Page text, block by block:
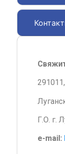
Г.О. г.
e-mail: